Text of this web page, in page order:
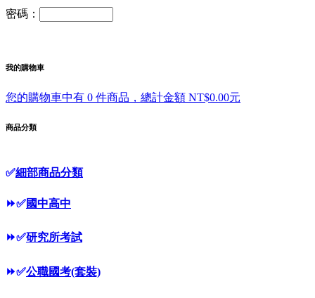
密碼：
我的購物車
您的購物車中有 0 件商品，總計金額 NT$0.00元
商品分類
✅細部商品分類
⏩✅國中高中
⏩✅研究所考試
⏩✅公職國考(套裝)